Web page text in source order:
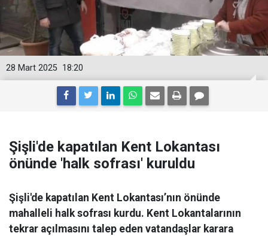
18:20
28 Mart 2025
Şişli'de kapatılan Kent Lokantası
önünde 'halk sofrası' kuruldu
Şişli'de kapatılan Kent Lokantası’nın önünde
mahalleli halk sofrası kurdu. Kent Lokantalarının
tekrar açılmasını talep eden vatandaşlar karara